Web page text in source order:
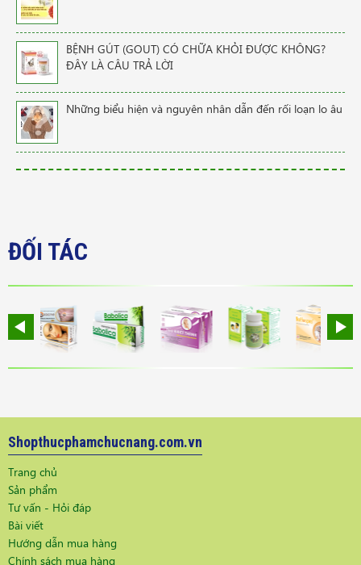
BỆNH GÚT (GOUT) CÓ CHỮA KHỎI ĐƯỢC KHÔNG?
ĐÂY LÀ CÂU TRẢ LỜI
Những biểu hiện và nguyên nhân dẫn đến rối loạn lo âu
ĐỐI TÁC
Shopthucphamchucnang.com.vn
Trang chủ
Sản phẩm
Tư vấn - Hỏi đáp
Bài viết
Hướng dẫn mua hàng
Chính sách mua hàng